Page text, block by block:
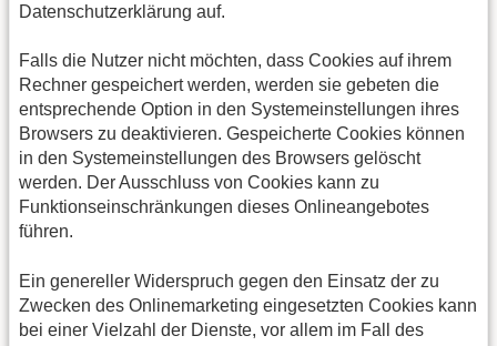
Datenschutzerklärung auf.
Falls die Nutzer nicht möchten, dass Cookies auf ihrem
Rechner gespeichert werden, werden sie gebeten die
entsprechende Option in den Systemeinstellungen ihres
Browsers zu deaktivieren. Gespeicherte Cookies können
in den Systemeinstellungen des Browsers gelöscht
werden. Der Ausschluss von Cookies kann zu
Funktionseinschränkungen dieses Onlineangebotes
führen.
Ein genereller Widerspruch gegen den Einsatz der zu
Zwecken des Onlinemarketing eingesetzten Cookies kann
bei einer Vielzahl der Dienste, vor allem im Fall des